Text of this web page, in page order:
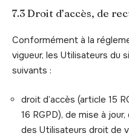
7.3 Droit d’accès, de
Conformément à la
vigueur, les Utilisateurs du
suivants :
droit d’accès (article 15
16 RGPD), de mise à
des Utilisateurs droit de